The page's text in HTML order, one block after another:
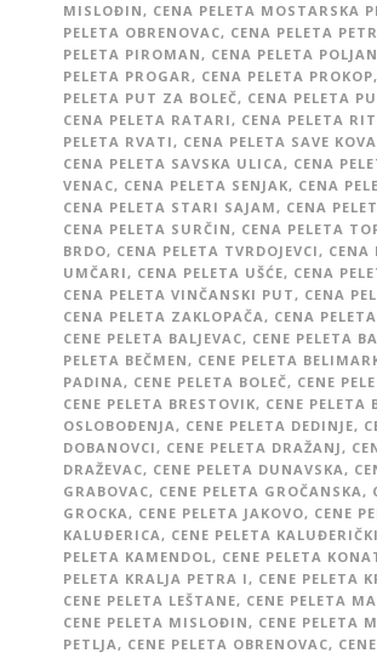
MISLOĐIN, CENA PELETA MOSTARSKA
PELETA OBRENOVAC, CENA PELETA
PELETA PIROMAN, CENA PELETA
PELETA PROGAR, CENA PELETA PROKOP,
PELETA PUT ZA BOLEČ, CENA PELETA
CENA PELETA RATARI, CENA PELETA
PELETA RVATI, CENA PELETA SAVE
CENA PELETA SAVSKA ULICA, CENA
VENAC, CENA PELETA SENJAK, CENA
CENA PELETA STARI SAJAM, CENA
CENA PELETA SURČIN, CENA PELETA
BRDO, CENA PELETA TVRDOJEVCI, CENA
UMČARI, CENA PELETA UŠĆE, CENA
CENA PELETA VINČANSKI PUT, CENA
CENA PELETA ZAKLOPAČA, CENA
CENE PELETA BALJEVAC, CENE PELETA
PELETA BEČMEN, CENE PELETA
PADINA, CENE PELETA BOLEČ, CENE
CENE PELETA BRESTOVIK, CENE PELETA
OSLOBOĐENJA, CENE PELETA DEDINJE,
DOBANOVCI, CENE PELETA DRAŽANJ,
DRAŽEVAC, CENE PELETA DUNAVSKA,
GRABOVAC, CENE PELETA GROČANSKA,
GROCKA, CENE PELETA JAKOVO, CENE
KALUĐERICA, CENE PELETA
PELETA KAMENDOL, CENE PELETA
PELETA KRALJA PETRA I, CENE PELETA
CENE PELETA LEŠTANE, CENE PELETA
CENE PELETA MISLOĐIN, CENE PELETA
PETLJA, CENE PELETA OBRENOVAC,